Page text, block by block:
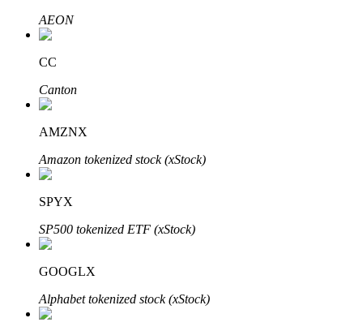
Grijp langetermijnwinst en flexibele belangen
Leer staken
Meer informatie over het verdienen van passief inkomen
Bitrue
AEON
CC
Canton
AMZNX
Amazon tokenized stock (xStock)
SPYX
SP500 tokenized ETF (xStock)
GOOGLX
Alphabet tokenized stock (xStock)